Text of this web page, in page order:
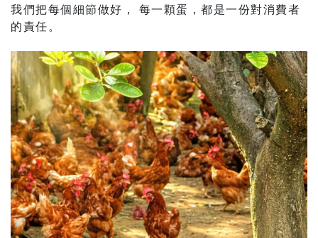
我們把每個細節做好， 每一顆蛋，都是一份對消費者
的責任。